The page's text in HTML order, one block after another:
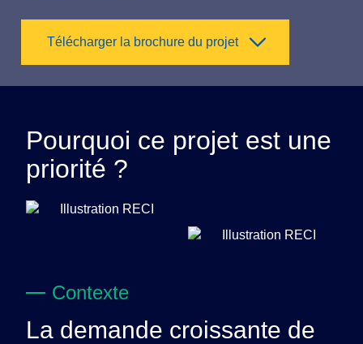
Télécharger la brochure du projet
Pourquoi ce projet est une
priorité ?
Contexte
La demande croissante de